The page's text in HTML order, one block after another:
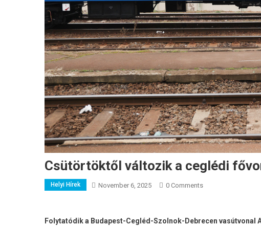
Csütörtöktől változik a ceglédi
Helyi Hírek November 6, 2025 0 Comments
Folytatódik a Budapest-Cegléd-Szolnok-Debrecen